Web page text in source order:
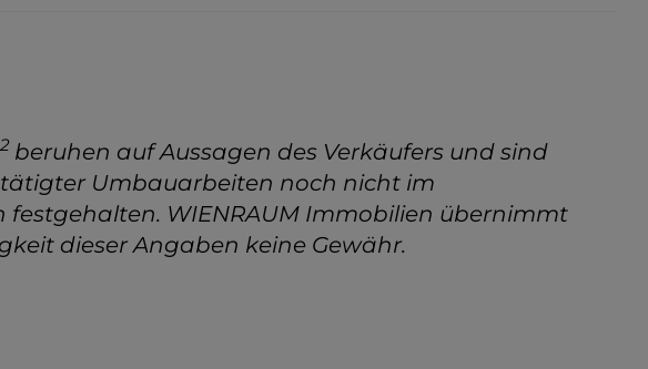
2 beruhen auf Aussagen des Verkäufers und sind
Umbauarbeiten noch nicht im
WIENRAUM Immobilien übernimmt
dieser Angaben keine Gewähr.